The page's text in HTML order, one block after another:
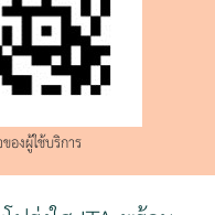
องผู้ใช้บริการ